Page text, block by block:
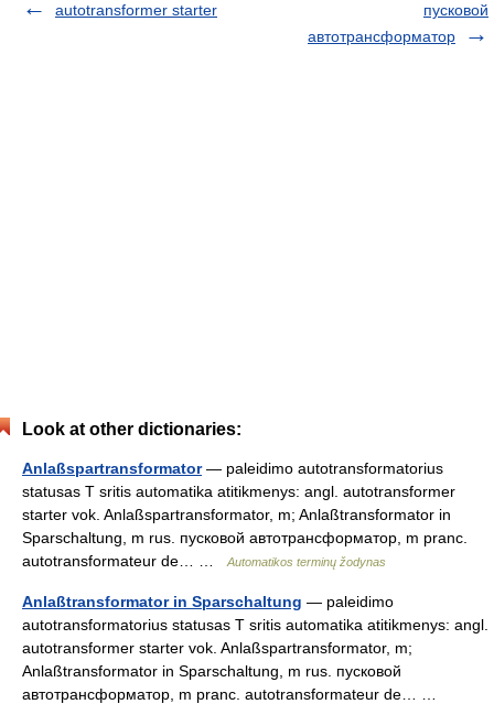
autotransformer starter
пусковой
автотрансформатор
Look at other dictionaries:
Anlaßspartransformator— paleidimo autotransformatorius
statusas T sritis automatika atitikmenys: angl. autotransformer
starter vok. Anlaßspartransformator, m; Anlaßtransformator in
Sparschaltung, m rus. пусковой автотрансформатор, m pranc.
autotransformateur de… …
Automatikos terminų žodynas
Anlaßtransformator in Sparschaltung — paleidimo
autotransformatorius statusas T sritis automatika atitikmenys: angl.
autotransformer starter vok. Anlaßspartransformator, m;
Anlaßtransformator in Sparschaltung, m rus. пусковой
автотрансформатор, m pranc. autotransformateur de… …